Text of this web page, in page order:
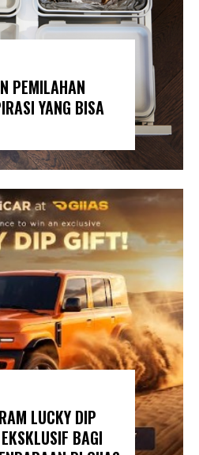
PEMILAHAN
YANG BISA
LUCKY DIP
BAGI